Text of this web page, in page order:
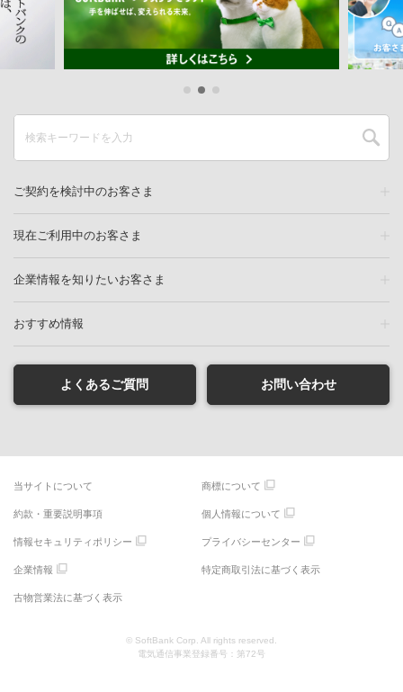
ご契約を検討中のお客さま
現在ご利用中のお客さま
企業情報を知りたいお客さま
おすすめ情報
よくあるご質問 お問い合わせ
当サイトについて 商標について
約款・重要説明事項 個人情報について
情報セキュリティポリシー プライバシーセンター
企業情報 特定商取引法に基づく表示
古物営業法に基づく表示
© SoftBank Corp. All rights reserved.
電気通信事業登録番号：第72号